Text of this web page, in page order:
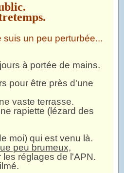
un peu perturbée...
à portée de mains.
pour être près d'une
vaste terrasse.
rapiette (lézard des
moi) qui est venu là.
peu brumeux,
réglages de l'APN.